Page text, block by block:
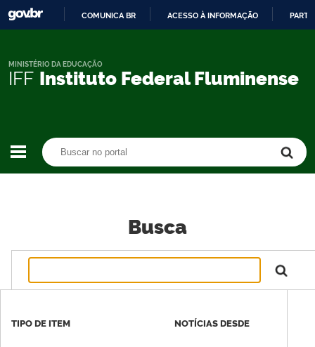
CONTEÚDO
COMUNICA BR ACESSO À INFORMAÇÃO
IFF Instituto Federal Fluminense
MINISTÉRIO DA EDUCAÇÃO
Busca
TIPO DE ITEM NOTÍCIAS DESDE